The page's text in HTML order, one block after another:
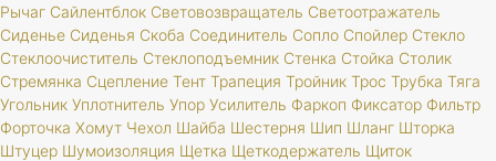
Рычаг Сайлентблок Световозвращатель Светоотражатель
Сиденье Сиденья Скоба Соединитель Сопло Спойлер Стекло
Стеклоочиститель Стеклоподъемник Стенка Стойка Столик
Стремянка Сцепление Тент Трапеция Тройник Трос Трубка Тяга
Угольник Уплотнитель Упор Усилитель Фаркоп Фиксатор Фильтр
Форточка Хомут Чехол Шайба Шестерня Шип Шланг Шторка
Штуцер Шумоизоляция Щетка Щеткодержатель Щиток